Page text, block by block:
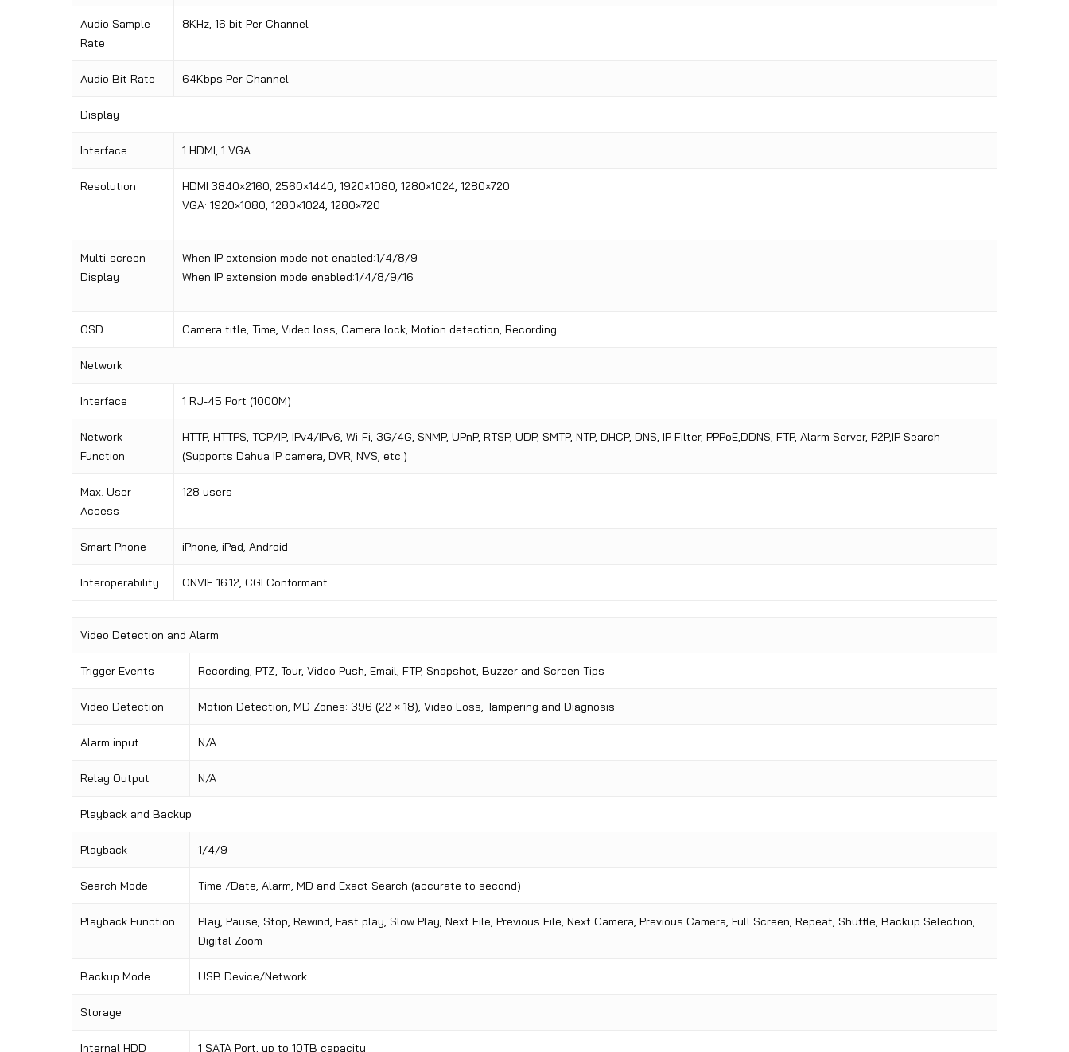
Audio Sample
Rate
8KHz, 16 bit Per Channel
Audio Bit Rate 64Kbps Per Channel
Display
Interface 1 HDMI, 1 VGA
Resolution HDMI:3840×2160, 2560×1440, 1920×1080, 1280×1024, 1280×720
VGA: 1920×1080, 1280×1024, 1280×720
Multi-screen
Display
When IP extension mode not enabled:1/4/8/9
When IP extension mode enabled:1/4/8/9/16
OSD Camera title, Time, Video loss, Camera lock, Motion detection, Recording
Network
Interface 1 RJ-45 Port (1000M)
Network
Function
HTTP, HTTPS, TCP/IP, IPv4/IPv6, Wi-Fi, 3G/4G, SNMP, UPnP, RTSP, UDP, SMTP, NTP, DHCP, DNS, IP Filter, PPPoE,DDNS, FTP, Alarm Server, P2P,IP Search
(Supports Dahua IP camera, DVR, NVS, etc.)
Max. User
Access
128 users
Smart Phone iPhone, iPad, Android
Interoperability ONVIF 16.12, CGI Conformant
Video Detection and Alarm
Trigger Events Recording, PTZ, Tour, Video Push, Email, FTP, Snapshot, Buzzer and Screen Tips
Video Detection Motion Detection, MD Zones: 396 (22 × 18), Video Loss, Tampering and Diagnosis
Alarm input N/A
Relay Output N/A
Playback and Backup
Playback 1/4/9
Search Mode Time /Date, Alarm, MD and Exact Search (accurate to second)
Playback Function
Play, Pause, Stop, Rewind, Fast play, Slow Play, Next File, Previous File, Next Camera, Previous Camera, Full Screen, Repeat, Shuffle, Backup Selection,
Digital Zoom
Backup Mode USB Device/Network
Storage
Internal HDD 1 SATA Port, up to 10TB capacity